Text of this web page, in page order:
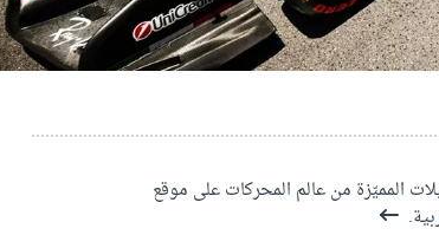
المميّزة من عالم المحركات على موقع